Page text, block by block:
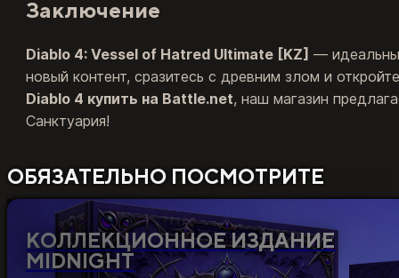
Заключение
Diablo 4: Vessel of Hatred Ultimate [KZ] —
новый контент, сразитесь с древним злом и
Diablo 4 купить на Battle.net, наш магазин
Санктуария!
ОБЯЗАТЕЛЬНО ПОСМОТРИТЕ
КОЛЛЕКЦИОННОЕ ИЗДАНИЕ
MIDNIGHT